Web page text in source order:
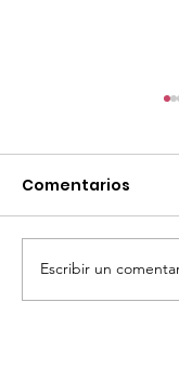
¡Acapulco
se Visten
Comentarios
Escribir un